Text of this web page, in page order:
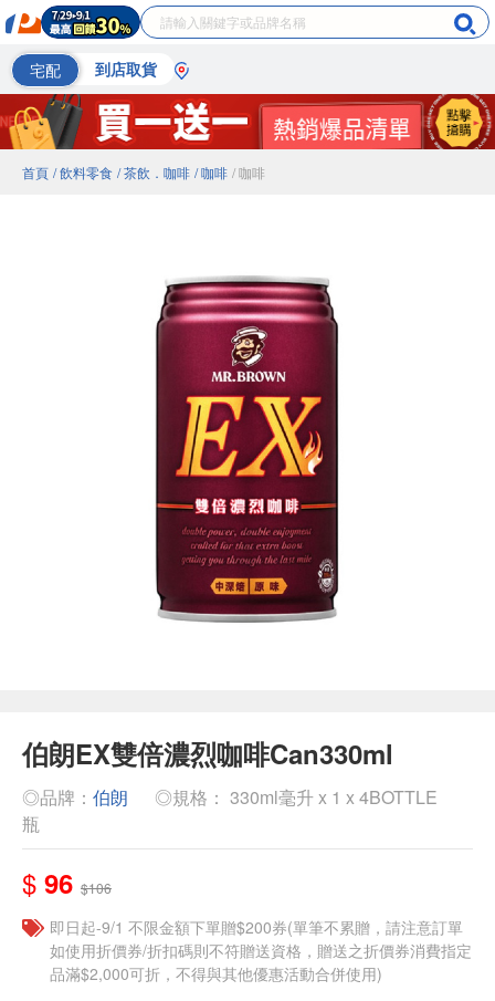
宅配 到店取貨
首頁 / 飲料零食 / 茶飲．咖啡 / 咖啡 / 咖啡
伯朗EX雙倍濃烈咖啡Can330ml
◎品牌： 伯朗
◎規格： 330ml毫升 x 1 x 4BOTTLE
瓶
$ 96 $106
即日起-9/1 不限金額下單贈$200券(單筆不累贈，請注意訂單
如使用折價券/折扣碼則不符贈送資格，贈送之折價券消費指定
品滿$2,000可折，不得與其他優惠活動合併使用)